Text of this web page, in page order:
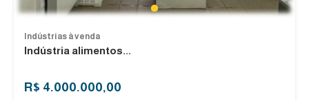
1
Indústrias à venda
Indústria alimentos...
R$ 4.000.000,00